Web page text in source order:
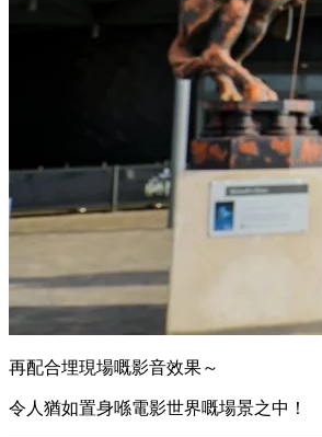
再配合埋現場嘅影音效果～
令人猶如置身喺電影世界嘅場景之中！